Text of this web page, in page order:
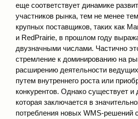
еще соответствует динамике
участников рынка, тем не менее
крупных поставщиков, таких как
и RedPrairie, в прошлом году
двузначными числами. Частично
стремление к доминированию на
расширению деятельности
путем внутреннего роста или
конкурентов. Однако существует и
которая заключается в
потребления новых WMS-решений